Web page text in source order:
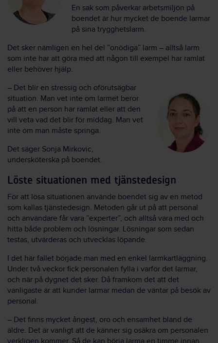
En sak som påverkar arbetsmiljön på
boendet är hur mycket de boende larmar
på sina trygghetslarm.
Det sker nämligen en hel del ”onödiga” larm – alltså larm
som inte har att göra med att någon till exempel har ramlat
eller behöver hjälp.
– Det blir en stressig och oförutsägbar
situation. Man vet inte om larmet beror
på att en person har ramlat eller att den
vill veta vad det blir för middag. Man vet
inte om man måste springa.
Det säger Sonja Mirkovic,
undersköterska på boendet.
Löste situationen med tjänstedesign
För att lösa situationen använde boendet sig av en metod
som kallas tjänstedesign. Metoden går ut på att personal
och användare får vara ”experter”, och alltså vara med och
hitta både problem och lösningar. Lösningar som sedan
testas, utvärderas och utvecklas löpande.
I det här fallet började man med en enkel larmkartläggning.
Under två veckor fick personalen fylla i varför det larmar,
och när på dygnet det sker. Då framkom det att det
vanligaste är att kunder larmar medan de väntar på besök av
personal.
– Det finns mycket ångest, oro och ensamhet bland de
äldre. Det är vanligt att de känner sig osäkra om personalen
verkligen kommer. Så de kan börja larma en timme innan